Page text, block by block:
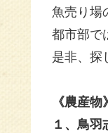
魚売り場
都市部で
是非、探
《農産物》
１、鳥羽